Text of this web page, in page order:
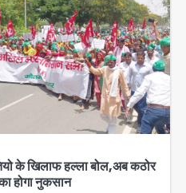
के खिलाफ हल्ला बोल,अब कठोर
होगा नुकसान
कानून के शिकंजे में आया हत्या का